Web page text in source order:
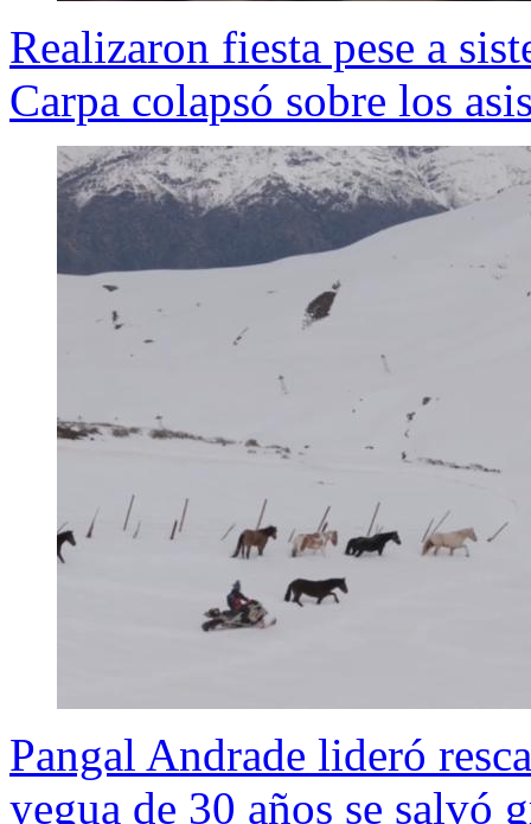
Realizaron fiesta pese a
Carpa colapsó sobre los
Pangal Andrade lideró
yegua de 30 años se salvó